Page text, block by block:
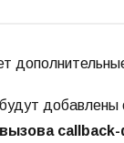
будут
вызова